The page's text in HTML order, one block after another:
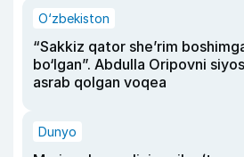
O‘zbekiston
“Sakkiz qator she’rim
bo‘lgan”. Abdulla Oripovni
asrab qolgan voqea
Dunyo